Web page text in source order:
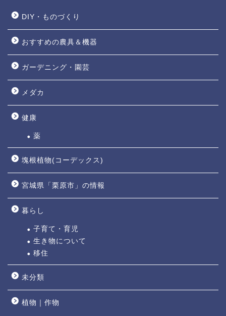
DIY・ものづくり
おすすめの農具＆機器
ガーデニング・園芸
メダカ
健康
薬
塊根植物(コーデックス)
宮城県「栗原市」の情報
暮らし
子育て・育児
生き物について
移住
未分類
植物｜作物